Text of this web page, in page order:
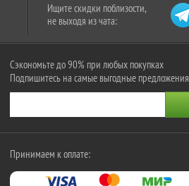
Ищите скидки поблизости,
не выходя из чата:
Сэкономьте до 90% при любых покупках
Подпишитесь на самые выгодные предложения
Принимаем к оплате: